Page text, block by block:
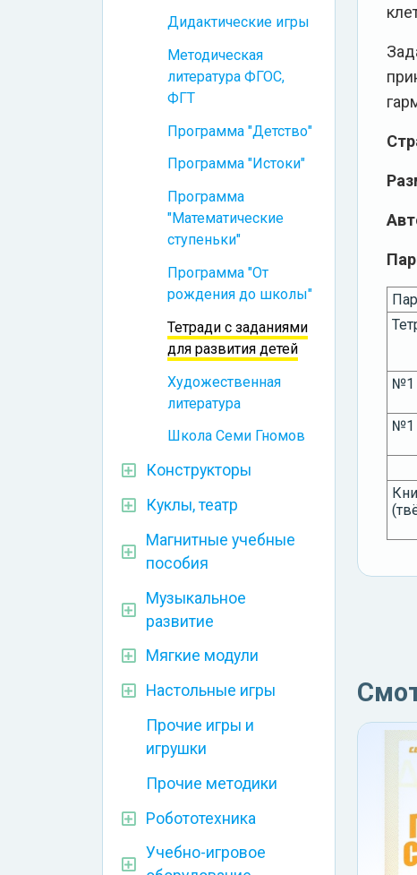
Дидактические игры
Методическая
литература ФГОС,
ФГТ
Программа "Детство"
Программа "Истоки"
Программа
"Математические
ступеньки"
Программа "От
рождения до школы"
Тетради с заданиями
для развития детей
Художественная
литература
Школа Семи Гномов
Конструкторы
Куклы, театр
Магнитные учебные
пособия
Музыкальное
развитие
Мягкие модули
Настольные игры
Прочие игры и
игрушки
Прочие методики
Робототехника
Учебно-игровое
№1
№1